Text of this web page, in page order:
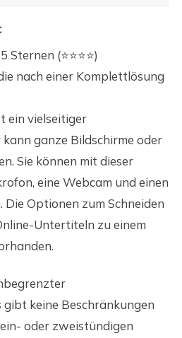
Sternen (⭐⭐⭐⭐)
nach einer Komplettlösung
ein vielseitiger
ganze Bildschirme oder
Sie können mit dieser
eine Webcam und einen
Die Optionen zum Schneiden
Untertiteln zu einem
gibt keine Beschränkungen
oder zweistündigen